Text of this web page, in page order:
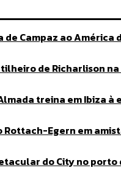
Campaz ao América
de Richarlison
treina em Ibiza à
Rottach-Egern em
do City no porto